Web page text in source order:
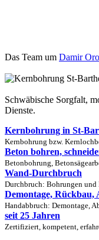
Das Team um Damir
Schwäbische Sorgfalt,
Dienste.
Kernbohrung in St-
Kernbohrung bzw.
Beton bohren,
Betonbohrung,
Wand-Durchbruch
Durchbruch: Bohrungen und
Demontage, Rückbau,
Handabbruch: Demontage,
seit 25 Jahren
Zertifiziert, kompetent,